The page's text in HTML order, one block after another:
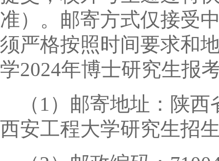
准）。邮寄方式仅接受
须严格按照时间要求和
学2024年博士研究生报
（1 ）邮寄地址：陕
西安工程大学研究生招